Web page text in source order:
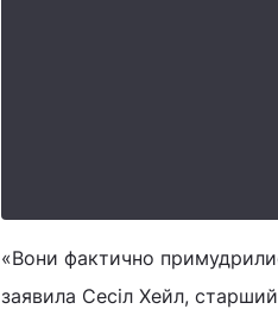
«Вони фактично
заявила Сесіл Хейл,